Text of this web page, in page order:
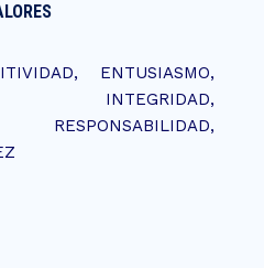
ENTUSIASMO,
INTEGRIDAD,
RESPONSABILIDAD,